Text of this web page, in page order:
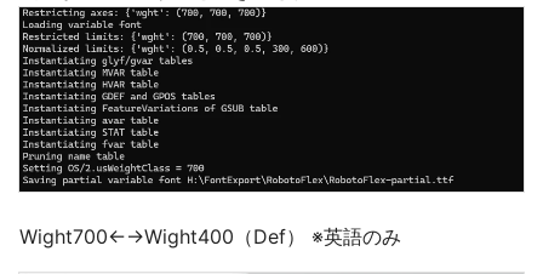
Wight700←→Wight400（Def） ※英語のみ